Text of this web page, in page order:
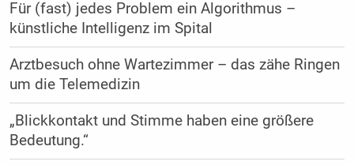
Für (fast) jedes Problem ein Algorithmus –
künstliche Intelligenz im Spital
Arztbesuch ohne Wartezimmer – das zähe Ringen
um die Telemedizin
„Blickkontakt und Stimme haben eine größere
Bedeutung.“